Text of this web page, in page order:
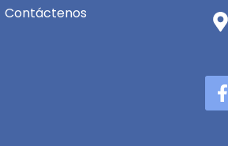
Contáctenos
f
a